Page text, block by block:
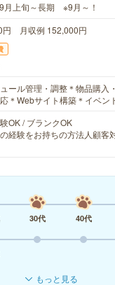
月上旬～長期 ※9月～！
円 月収例 152,000円
ール管理・調整＊物品購入
＊Webサイト構築＊イベ
OK / ブランクOK
経験をお持ちの方法人顧客
30代 40代
もっと見る